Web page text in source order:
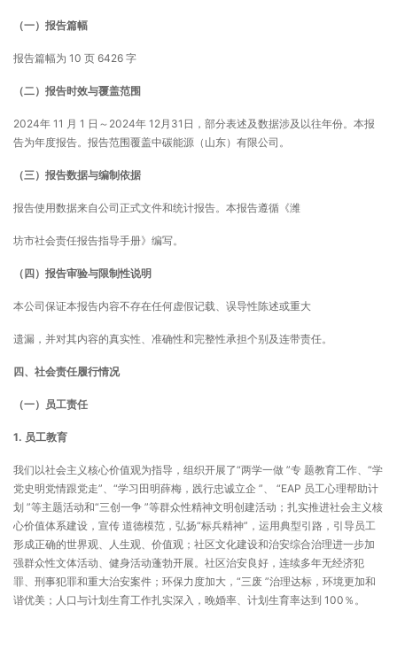
（一）报告篇幅
报告篇幅为 10 页 6426 字
（二）报告时效与覆盖范围
2024年 11 月 1 日～2024年 12月31日，部分表述及数据涉及以往年份。本报
告为年度报告。报告范围覆盖中碳能源（山东）有限公司。
（三）报告数据与编制依据
报告使用数据来自公司正式文件和统计报告。本报告遵循《潍
坊市社会责任报告指导手册》编写。
（四）报告审验与限制性说明
本公司保证本报告内容不存在任何虚假记载、误导性陈述或重大
遗漏，并对其内容的真实性、准确性和完整性承担个别及连带责任。
四、社会责任履行情况
（一）员工责任
1. 员工教育
我们以社会主义核心价值观为指导，组织开展了“两学一做 ”专 题教育工作、“学
党史明党情跟党走”、“学习田明薛梅，践行忠诚立企 ”、 “EAP 员工心理帮助计
划 ”等主题活动和“三创一争 ”等群众性精神文明创建活动；扎实推进社会主义核
心价值体系建设，宣传 道德模范，弘扬“标兵精神”，运用典型引路，引导员工
形成正确的世界观、人生观、价值观；社区文化建设和治安综合治理进一步加
强群众性文体活动、健身活动蓬勃开展。社区治安良好，连续多年无经济犯
罪、刑事犯罪和重大治安案件；环保力度加大，“三废 ”治理达标，环境更加和
谐优美；人口与计划生育工作扎实深入，晚婚率、计划生育率达到 100％。